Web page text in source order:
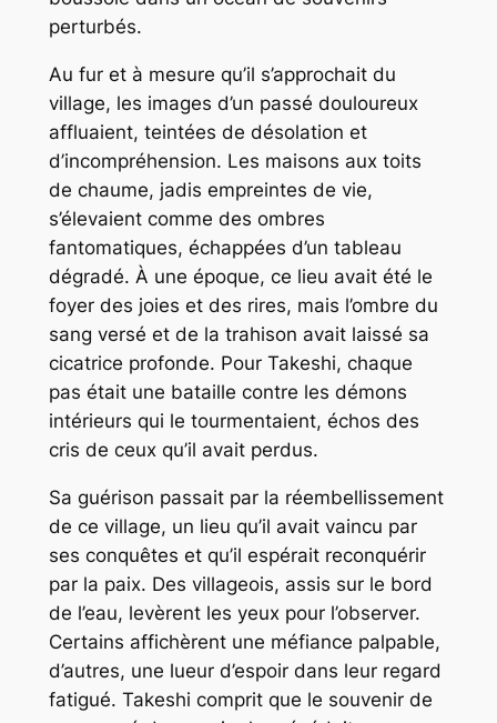
perturbés.
Au fur et à mesure qu’il s’approchait du
village, les images d’un passé douloureux
affluaient, teintées de désolation et
d’incompréhension. Les maisons aux toits
de chaume, jadis empreintes de vie,
s’élevaient comme des ombres
fantomatiques, échappées d’un tableau
dégradé. À une époque, ce lieu avait été le
foyer des joies et des rires, mais l’ombre du
sang versé et de la trahison avait laissé sa
cicatrice profonde. Pour Takeshi, chaque
pas était une bataille contre les démons
intérieurs qui le tourmentaient, échos des
cris de ceux qu’il avait perdus.
Sa guérison passait par la réembellissement
de ce village, un lieu qu’il avait vaincu par
ses conquêtes et qu’il espérait reconquérir
par la paix. Des villageois, assis sur le bord
de l’eau, levèrent les yeux pour l’observer.
Certains affichèrent une méfiance palpable,
d’autres, une lueur d’espoir dans leur regard
fatigué. Takeshi comprit que le souvenir de